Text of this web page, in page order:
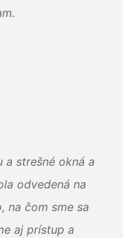
a strešné okná a
odvedená na
na čom sme sa
aj prístup a